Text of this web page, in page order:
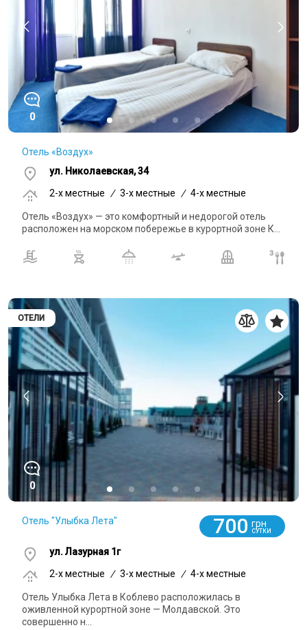
0
Отель «Воздух»
ул. Николаевская, 34
2-x местные
/ 3-x местные / 4-x местные
Отель «Воздух» — это комфортный и недорогой отель
расположен на морском побережье в курортной зоне К...
ОТЕЛИ
0
Отель "Улыбка Лета" 700 грн
СУТКИ
ул. Лазурная 1г
2-x местные / 3-x местные / 4-x местные
Отель Улыбка Лета в Коблево расположилась в
оживленной курортной зоне — Молдавской. Это
совершенно н...